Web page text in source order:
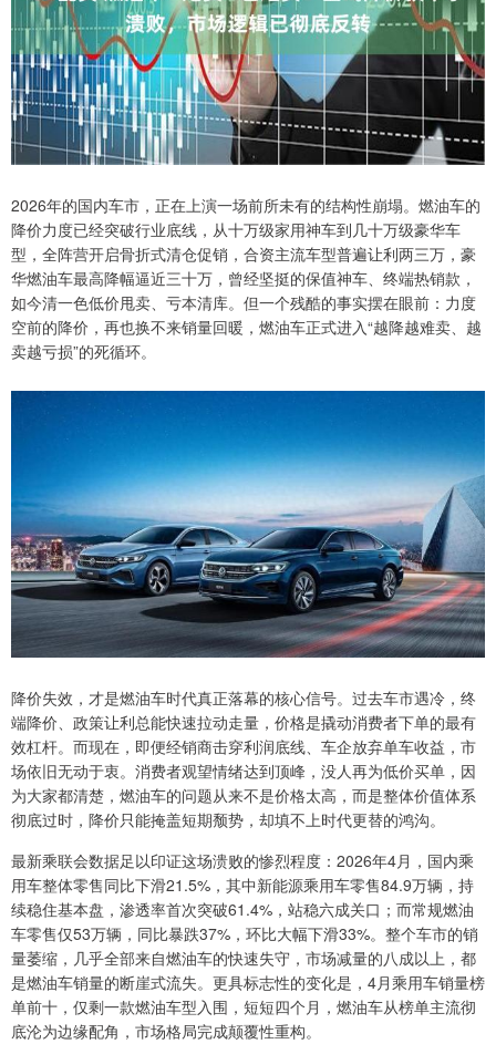
2026年的国内车市，正在上演一场前所未有的结构性崩塌。燃油车的
降价力度已经突破行业底线，从十万级家用神车到几十万级豪华车
型，全阵营开启骨折式清仓促销，合资主流车型普遍让利两三万，豪
华燃油车最高降幅逼近三十万，曾经坚挺的保值神车、终端热销款，
如今清一色低价甩卖、亏本清库。但一个残酷的事实摆在眼前：力度
空前的降价，再也换不来销量回暖，燃油车正式进入“越降越难卖、越
卖越亏损”的死循环。
降价失效，才是燃油车时代真正落幕的核心信号。过去车市遇冷，终
端降价、政策让利总能快速拉动走量，价格是撬动消费者下单的最有
效杠杆。而现在，即便经销商击穿利润底线、车企放弃单车收益，市
场依旧无动于衷。消费者观望情绪达到顶峰，没人再为低价买单，因
为大家都清楚，燃油车的问题从来不是价格太高，而是整体价值体系
彻底过时，降价只能掩盖短期颓势，却填不上时代更替的鸿沟。
最新乘联会数据足以印证这场溃败的惨烈程度：2026年4月，国内乘
用车整体零售同比下滑21.5%，其中新能源乘用车零售84.9万辆，持
续稳住基本盘，渗透率首次突破61.4%，站稳六成关口；而常规燃油
车零售仅53万辆，同比暴跌37%，环比大幅下滑33%。整个车市的销
量萎缩，几乎全部来自燃油车的快速失守，市场减量的八成以上，都
是燃油车销量的断崖式流失。更具标志性的变化是，4月乘用车销量榜
单前十，仅剩一款燃油车型入围，短短四个月，燃油车从榜单主流彻
底沦为边缘配角，市场格局完成颠覆性重构。